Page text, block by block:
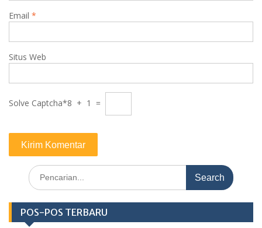
Email *
Situs Web
Solve Captcha*8 + 1 =
Search
for:
POS-POS TERBARU